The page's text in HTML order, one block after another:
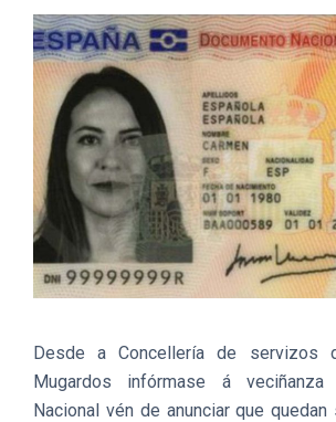
Desde a Concellería de servizos
Mugardos infórmase á
Nacional vén de anunciar que